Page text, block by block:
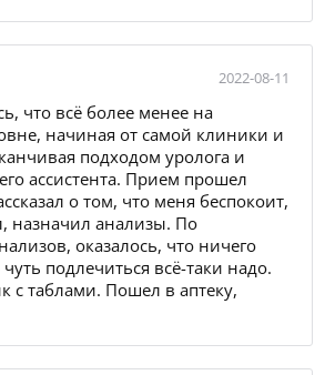
2022-08-11
что всё более менее на
начиная от самой клиники и
подходом уролога и
ассистента. Прием прошел
о том, что меня беспокоит,
назначил анализы. По
оказалось, что ничего
подлечиться всё-таки надо.
с таблами. Пошел в аптеку,